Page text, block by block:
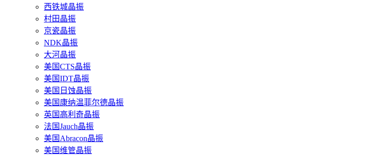
西铁城晶振
村田晶振
京瓷晶振
NDK晶振
大河晶振
美国CTS晶振
美国IDT晶振
美国日蚀晶振
美国康纳温菲尔德晶振
英国高利奇晶振
法国Jauch晶振
美国Abracon晶振
美国维管晶振